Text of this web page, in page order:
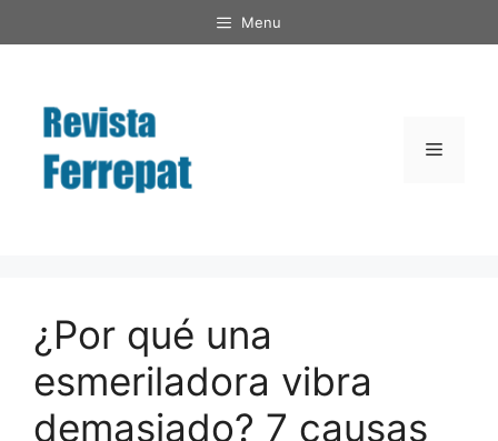
al
Menu
Menú
¿Por qué una
esmeriladora vibra
demasiado? 7 causas